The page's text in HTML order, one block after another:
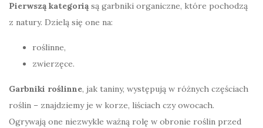
Pierwszą kategorią są garbniki organiczne, które pochodzą
z natury. Dzielą się one na:
roślinne,
zwierzęce.
Garbniki roślinne, jak taniny, występują w różnych częściach
roślin – znajdziemy je w korze, liściach czy owocach.
Ogrywają one niezwykle ważną rolę w obronie roślin przed